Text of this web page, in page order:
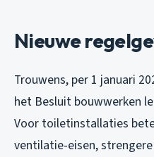
Nieuwe
Trouwens, per 1 januari
het Besluit bouwwerken
Voor toiletinstallaties
ventilatie-eisen,